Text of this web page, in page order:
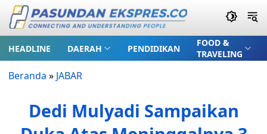
HEADLINE DAERAH PENDIDIKAN
FOOD &
TRAVELING
Beranda » JABAR
Dedi Mulyadi Sampaikan